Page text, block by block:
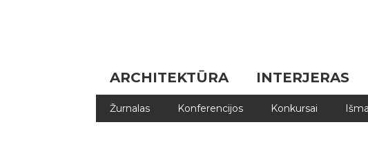
ARCHITEKTŪRA INTERJERAS
Žurnalas Konferencijos Konkursai